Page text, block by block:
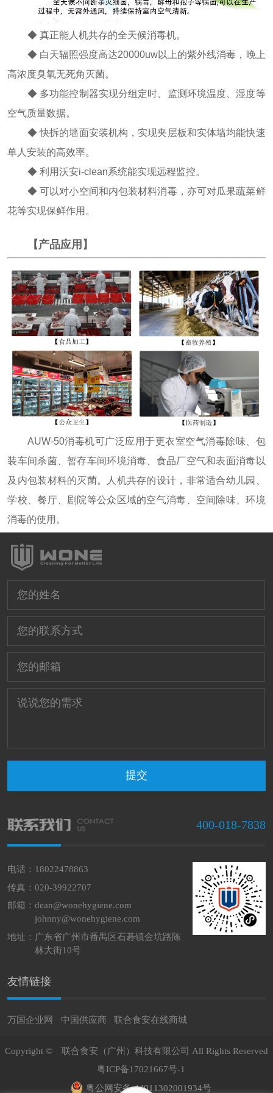
◆ 真正能人机共存的全天候消毒机。
◆ 白天辐照强度高达20000uw以上的紫外线消毒，晚上
高浓度臭氧无死角灭菌。
◆ 多功能控制器实现分组定时、监测环境温度、湿度等
空气质量数据。
◆ 快拆的墙面安装机构，实现夹层板和实体墙均能快速
单人安装的高效率。
◆ 利用沃安i-clean系统能实现远程监控。
◆ 可以对小空间和内包装材料消毒，亦可对瓜果蔬菜鲜
花等实现保鲜作用。
【产品应用】
AUW-50消毒机可广泛应用于更衣室空气消毒除味、包
装车间杀菌、暂存车间环境消毒、食品厂空气和表面消毒以
及内包装材料的灭菌。人机共存的设计，非常适合幼儿园、
学校、餐厅、剧院等公众区域的空气消毒、空间除味、环境
消毒的使用。
400-018-7838
电话：18022478863
传真：020-39922707
邮箱：dean@wonehygiene.com
johnny@wonehygiene.com
地址： 广东省广州市番禺区石碁镇金坑路陈
林大街10号
友情链接
万国企业网 中国供应商 联合食安在线商城
Copyright © 联合食安（广州）科技有限公司
All Rights Reserved
粤ICP备17021667号-1
粤公网安备 44011302001934号